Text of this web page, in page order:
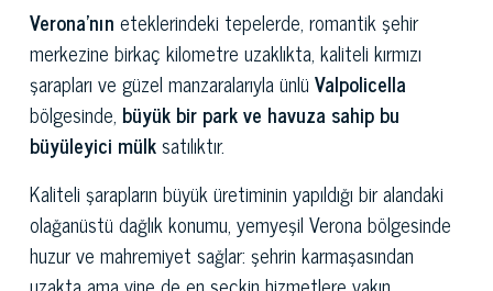
Verona'nın eteklerindeki tepelerde, romantik şehir
merkezine birkaç kilometre uzaklıkta, kaliteli kırmızı
şarapları ve güzel manzaralarıyla ünlü Valpolicella
bölgesinde, büyük bir park ve havuza sahip bu
büyüleyici mülksatılıktır.
Kaliteli şarapların büyük üretiminin yapıldığı bir alandaki
olağanüstü dağlık konumu, yemyeşil Verona bölgesinde
huzur ve mahremiyet sağlar: şehrin karmaşasından